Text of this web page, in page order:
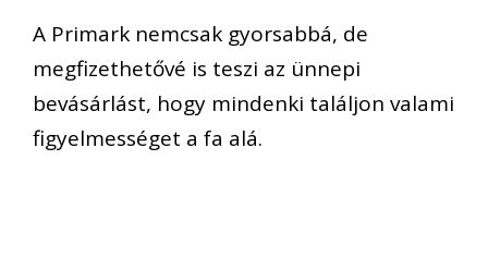
A Primark nemcsak gyorsabbá, de
megfizethetővé is teszi az ünnepi
bevásárlást, hogy mindenki találjon valami
figyelmességet a fa alá.